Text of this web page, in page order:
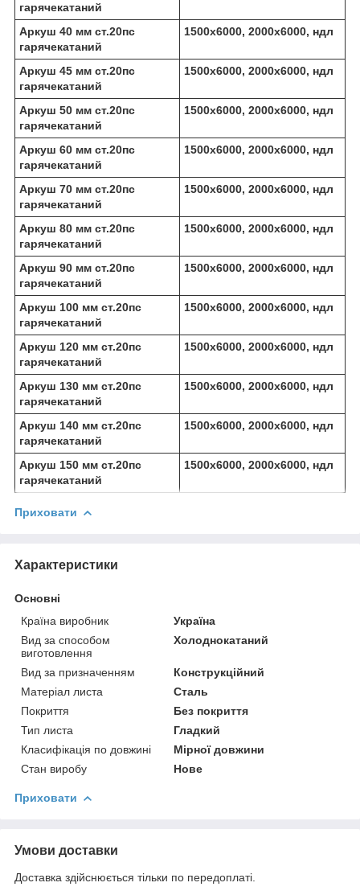
гарячекатаний
Аркуш 40 мм ст.20пс
гарячекатаний
1500х6000, 2000х6000, ндл
Аркуш 45 мм ст.20пс
гарячекатаний
1500х6000, 2000х6000, ндл
Аркуш 50 мм ст.20пс
гарячекатаний
1500х6000, 2000х6000, ндл
Аркуш 60 мм ст.20пс
гарячекатаний
1500х6000, 2000х6000, ндл
Аркуш 70 мм ст.20пс
гарячекатаний
1500х6000, 2000х6000, ндл
Аркуш 80 мм ст.20пс
гарячекатаний
1500х6000, 2000х6000, ндл
Аркуш 90 мм ст.20пс
гарячекатаний
1500х6000, 2000х6000, ндл
Аркуш 100 мм ст.20пс
гарячекатаний
1500х6000, 2000х6000, ндл
Аркуш 120 мм ст.20пс
гарячекатаний
1500х6000, 2000х6000, ндл
Аркуш 130 мм ст.20пс
гарячекатаний
1500х6000, 2000х6000, ндл
Аркуш 140 мм ст.20пс
гарячекатаний
1500х6000, 2000х6000, ндл
Аркуш 150 мм ст.20пс
гарячекатаний
1500х6000, 2000х6000, ндл
Приховати
Характеристики
Основні
Країна виробник
Україна
Вид за способом
виготовлення
Холоднокатаний
Вид за призначенням
Конструкційний
Матеріал листа
Сталь
Покриття
Без покриття
Тип листа
Гладкий
Класифікація по довжині
Мірної довжини
Стан виробу
Нове
Приховати
Умови доставки
Доставка здійснюється тільки по передоплаті.